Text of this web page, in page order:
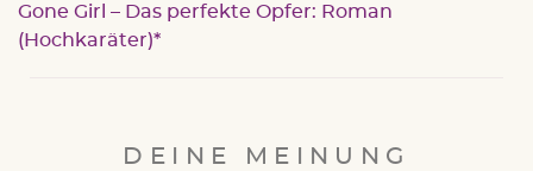
Gone Girl – Das perfekte Opfer: Roman
(Hochkaräter)
DEINE MEINUNG